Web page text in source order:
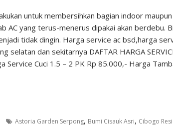
untuk membersihkan bagian indoor
AC yang terus-menerus dipakai akan berdebu.
tidak dingin. Harga service ac bsd,harga
selatan dan sekitarnya DAFTAR HARGA
Service Cuci 1.5 – 2 PK Rp 85.000,- Harga
Astoria Garden Serpong, Bumi Cisauk Asri, Cibogo